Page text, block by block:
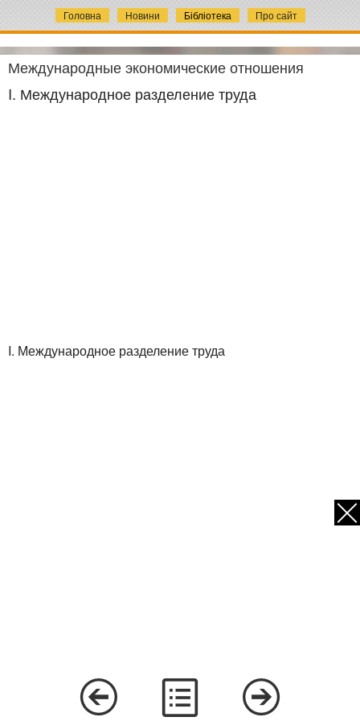
Головна Новини Бібліотека Про сайт
Международные экономические отношения
I. Международное разделение труда
I. Международное разделение труда